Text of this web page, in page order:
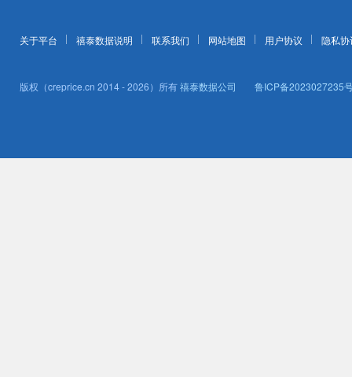
关于平台 禧泰数据说明 联系我们 网站地图 用户协议 隐私协
版权（creprice.cn 2014 - 2026）所有禧泰数据公司 鲁ICP备2023027235